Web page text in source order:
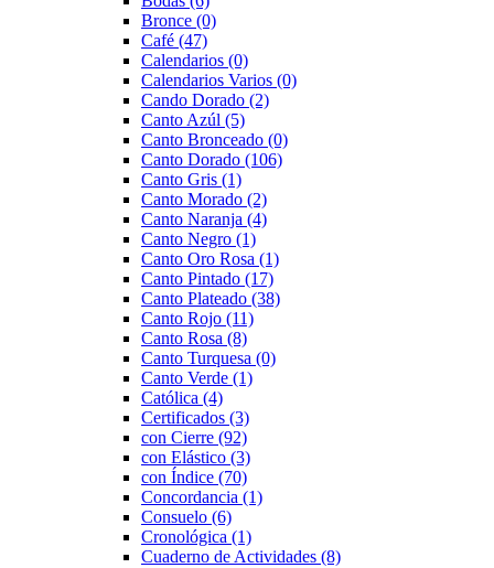
Bronce (0)
Café (47)
Calendarios (0)
Calendarios Varios (0)
Cando Dorado (2)
Canto Azúl (5)
Canto Bronceado (0)
Canto Dorado (106)
Canto Gris (1)
Canto Morado (2)
Canto Naranja (4)
Canto Negro (1)
Canto Oro Rosa (1)
Canto Pintado (17)
Canto Plateado (38)
Canto Rojo (11)
Canto Rosa (8)
Canto Turquesa (0)
Canto Verde (1)
Católica (4)
Certificados (3)
con Cierre (92)
con Elástico (3)
con Índice (70)
Concordancia (1)
Consuelo (6)
Cronológica (1)
Cuaderno de Actividades (8)